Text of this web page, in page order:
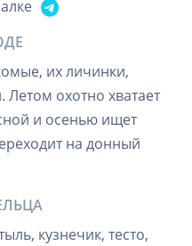
их личинки,
охотно хватает
и осенью ищет
на донный
кузнечик, тесто,